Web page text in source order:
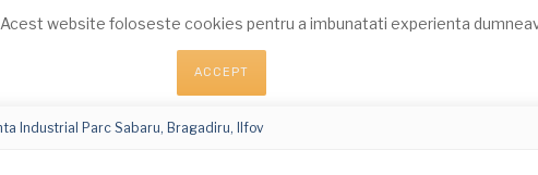
Acest website foloseste cookies pentru a imbunatati experienta
ACCEPT
Industrial Parc Sabaru, Bragadiru, Ilfov